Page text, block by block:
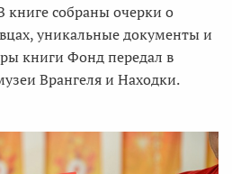
книге собраны очерки о
уникальные документы и
книги Фонд передал в
Врангеля и Находки.